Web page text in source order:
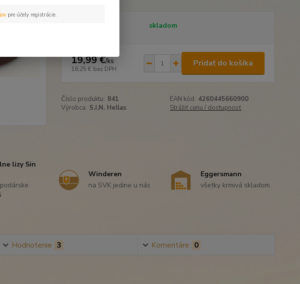
skladom
19,99 €/ks
16,25 € bez DPH
Pridať do košíka
Číslo produktu: 841 EAN kód: 4260445660900
Výrobca: S.I.N. Hellas Strážiť cenu / dostupnosť
lizy Sin
Winderen
na SVK jedine u nás
Eggersmann
všetky krmivá skladom
Hodnotenie 3 Komentáre 0
pre účely registrácie.